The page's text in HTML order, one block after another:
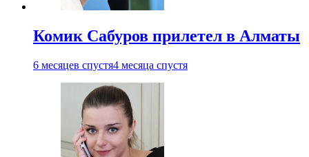
Комик Сабуров прилетел в Алматы
6 месяцев спустя4 месяца спустя